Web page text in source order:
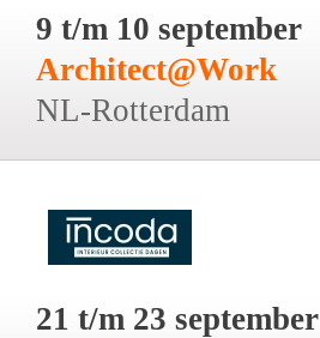
9 t/m 10 september
Architect@Work
NL-Rotterdam
21 t/m 23 september